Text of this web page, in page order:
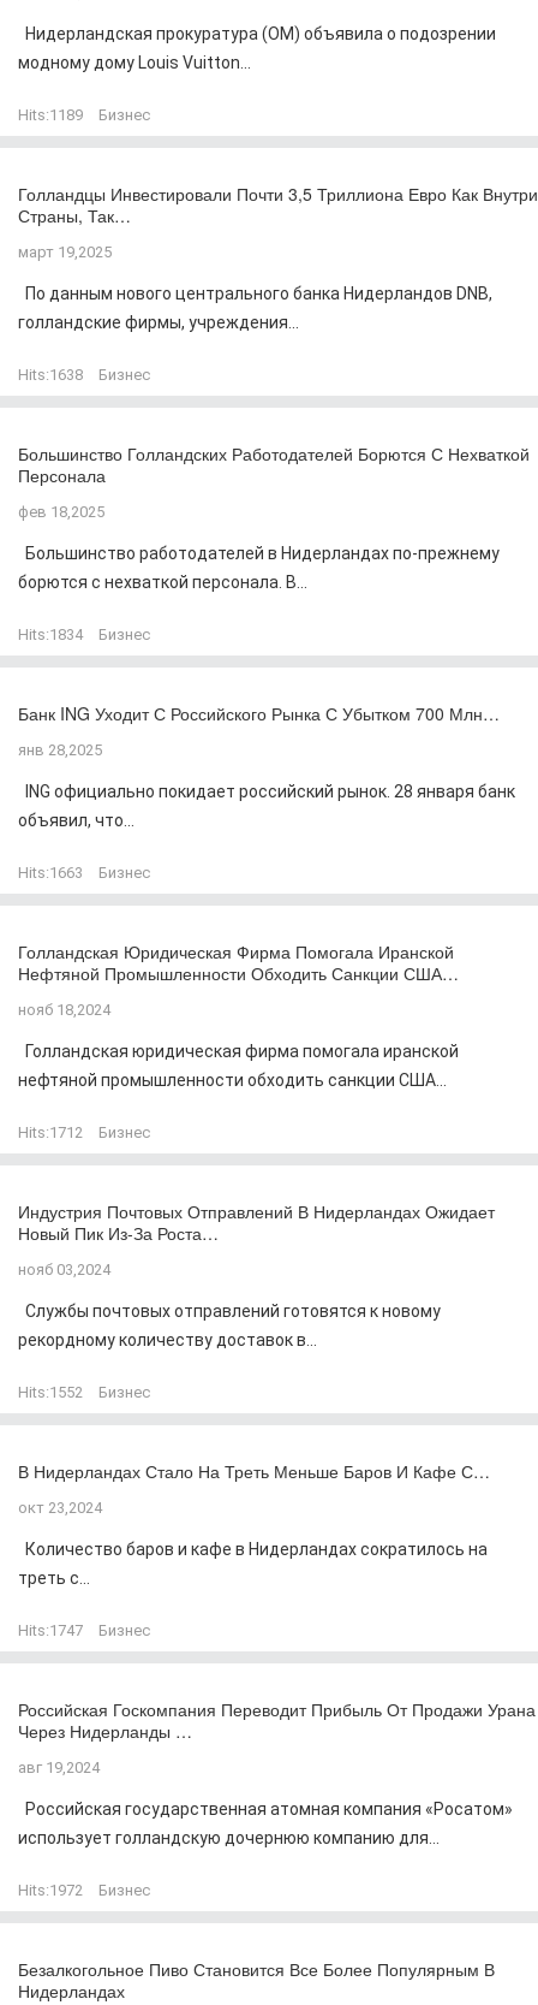
Нидерландская прокуратура (OM) объявила о подозрении
модному дому Louis Vuitton...
Hits:1189 Бизнес
Голландцы Инвестировали Почти 3,5 Триллиона Евро Как Внутри
Страны, Так…
март 19,2025
По данным нового центрального банка Нидерландов DNB,
голландские фирмы, учреждения...
Hits:1638 Бизнес
Большинство Голландских Работодателей Борются С Нехваткой
Персонала
фев 18,2025
Большинство работодателей в Нидерландах по-прежнему
борются с нехваткой персонала. В...
Hits:1834 Бизнес
Банк ING Уходит С Российского Рынка С Убытком 700 Млн…
янв 28,2025
ING официально покидает российский рынок. 28 января банк
объявил, что...
Hits:1663 Бизнес
Голландская Юридическая Фирма Помогала Иранской
Нефтяной Промышленности Обходить Санкции США…
нояб 18,2024
Голландская юридическая фирма помогала иранской
нефтяной промышленности обходить санкции США...
Hits:1712 Бизнес
Индустрия Почтовых Отправлений В Нидерландах Ожидает
Новый Пик Из-За Роста…
нояб 03,2024
Службы почтовых отправлений готовятся к новому
рекордному количеству доставок в...
Hits:1552 Бизнес
В Нидерландах Стало На Треть Меньше Баров И Кафе С…
окт 23,2024
Количество баров и кафе в Нидерландах сократилось на
треть с...
Hits:1747 Бизнес
Российская Госкомпания Переводит Прибыль От Продажи Урана
Через Нидерланды …
авг 19,2024
Российская государственная атомная компания «Росатом»
использует голландскую дочернюю компанию для...
Hits:1972 Бизнес
Безалкогольное Пиво Становится Все Более Популярным В
Нидерландах